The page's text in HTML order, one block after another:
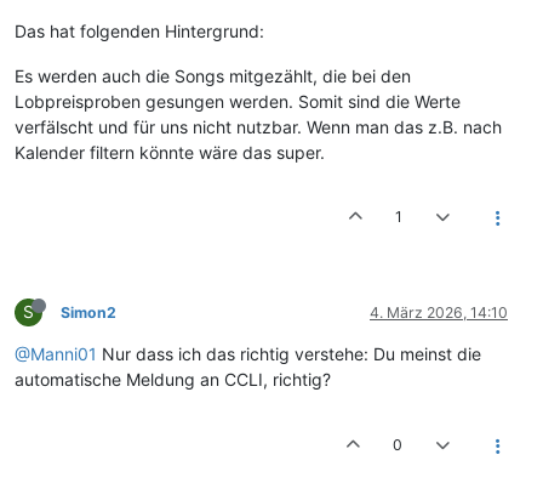
Das hat folgenden Hintergrund:
Es werden auch die Songs mitgezählt, die bei den
Lobpreisproben gesungen werden. Somit sind die Werte
verfälscht und für uns nicht nutzbar. Wenn man das z.B. nach
Kalender filtern könnte wäre das super.
1
S Simon2 4. März 2026, 14:10
@Manni01 Nur dass ich das richtig verstehe: Du meinst die
automatische Meldung an CCLI, richtig?
0